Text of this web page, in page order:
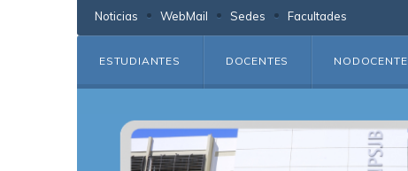
Noticias WebMail Sedes Facultades
ESTUDIANTES DOCENTES NODOCENTE